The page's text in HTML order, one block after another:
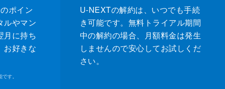
ポイン
ルやマン
月に持ち
お好きな
す。
U-NEXTの解約は、いつでも手続
き可能です。無料トライアル期間
中の解約の場合、月額料金は発生
しませんので安心してお試しくだ
さい。